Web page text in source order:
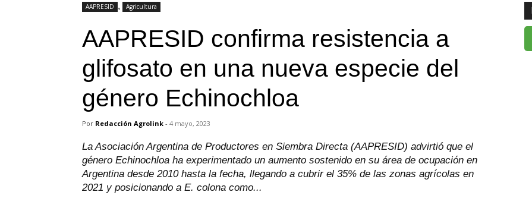
AAPRESID , Agricultura
AAPRESID confirma resistencia a
glifosato en una nueva especie del
género Echinochloa
Por Redacción Agrolink - 4 mayo, 2023
La Asociación Argentina de Productores en Siembra Directa (AAPRESID) advirtió que el
género Echinochloa ha experimentado un aumento sostenido en su área de ocupación en
Argentina desde 2010 hasta la fecha, llegando a cubrir el 35% de las zonas agrícolas en
2021 y posicionando a E. colona como...